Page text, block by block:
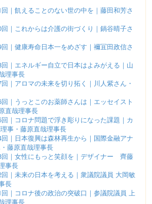
｜飢えることのない世の中を｜藤田和芳さ
｜これからは介護の街づくり｜鍋谷晴子さ
｜健康寿命日本一をめざす｜襧冝田政信さ
｜エネルギー自立で日本はよみがえる｜山
理事長
｜アロマの未来を切り拓く｜川人紫さん・
｜うっとこのお薬師さんは｜エッセイスト
直哉理事長
｜コロナ問題で浮き彫りになった課題｜カ
事・藤原直哉理事長
｜日本復興は森林再生から｜国際金融アナ
藤原直哉理事長
回｜女性にもっと笑顔を｜デザイナー 齊藤
事長
｜未来の日本を考える｜衆議院議員 大岡敏
長
｜コロナ後の政治の突破口｜参議院議員 上
理事長